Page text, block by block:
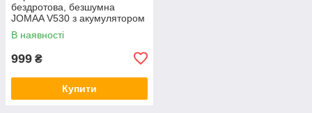
бездротова, безшумна
JOMAA V530 з акумулятором
і RGB-підсвіткою 2,4G +
Bluetooth Black
В наявності
999 ₴
Купити